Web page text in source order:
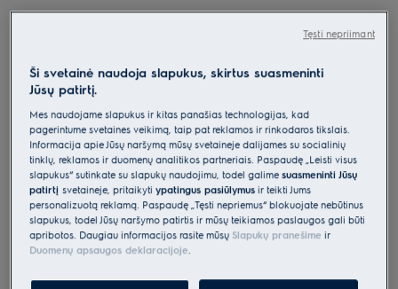
svarbiausių dalykų šeimos gyvenime, garantuojantis malonią
savijautą bei sveikatą ir išlaisvinantis kūrybines galias. Su
„Electrolux“ laikas, praleistas drauge gaminant, bus dar
prasmingesnis – paragausite skonių, kurių nesitikėjote sukurti, ir
patirsite pojūčių, kuriuos norėsis prisiminti vėl ir vėl.
Make life delicious
Ši svetainė naudoja slapukus, skirtus suasmeninti
Jūsų patirtį.
Mes naudojame slapukus ir kitas panašias technologijas, kad
pagerintume svetainės veikimą, taip pat reklamos ir rinkodaros tikslais.
Informacija apie Jūsų naršymą mūsų svetainėje dalijamės su socialinių
tinklų, reklamos ir duomenų analitikos partneriais. Paspaudę „Leisti visus
slapukus“ sutinkate su slapukų naudojimu, todėl galimesuasmeninti Jūsų
patirtįsvetainėje, pritaikytiypatingus pasiūlymus ir teikti Jums
personalizuotą reklamą. Paspaudę „Tęsti nepriėmus“ blokuojate nebūtinus
slapukus, todėl Jūsų naršymo patirtis ir mūsų teikiamos paslaugos gali būti
apribotos. Daugiau informacijos rasite mūsų Slapukų pranešime ir
Duomenų apsaugos deklaracijoje
Tęsti nepriimant